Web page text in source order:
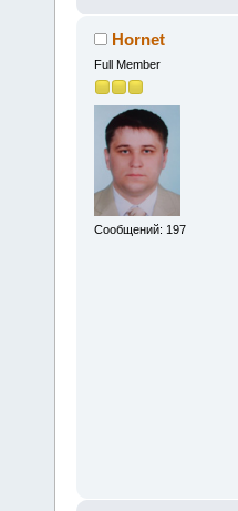
Hornet
Full Member
Сообщений: 197